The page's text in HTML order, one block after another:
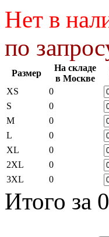
Нет в
по
Размер
На складе
в Москве
XS
0
S
0
M
0
L
0
XL
0
2XL
0
3XL
0
Итого за 0